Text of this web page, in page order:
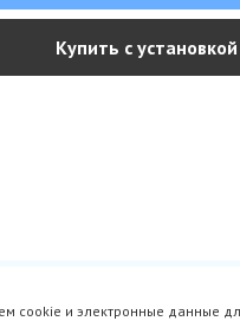
Купить с установкой
cookie и электронные данные